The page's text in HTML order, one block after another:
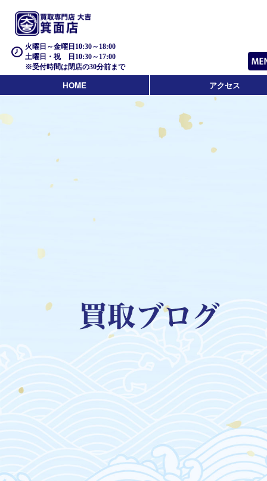
火曜日～金曜日10:30～18:00
土曜日・祝 日10:30～17:00
※受付時間は閉店の30分前まで
HOME アクセス